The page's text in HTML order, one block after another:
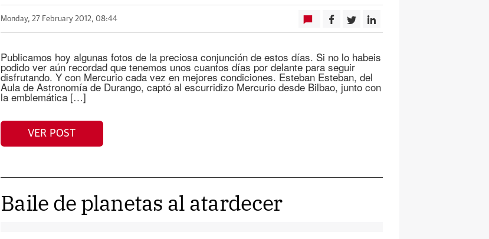
Monday, 27 February 2012, 08:44
Publicamos hoy algunas fotos de la preciosa conjunción de estos días. Si no lo habeis
podido ver aún recordad que tenemos unos cuantos días por delante para seguir
disfrutando. Y con Mercurio cada vez en mejores condiciones. Esteban Esteban, del
Aula de Astronomía de Durango, captó al escurridizo Mercurio desde Bilbao, junto con
la emblemática […]
VER POST
Baile de planetas al atardecer